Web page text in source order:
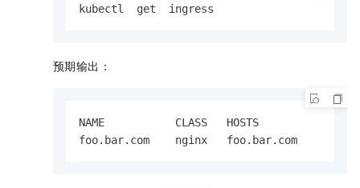
kubectl  get  ingress
预期输出：
NAME           CLASS   HOSTS
foo.bar.com    nginx   foo.bar.com